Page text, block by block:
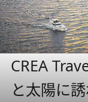
CREA
と太陽に